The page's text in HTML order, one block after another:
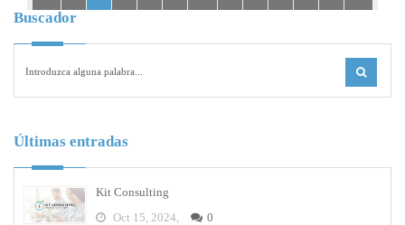
Buscador
Últimas entradas
Kit Consulting
Oct 15, 2024,
0